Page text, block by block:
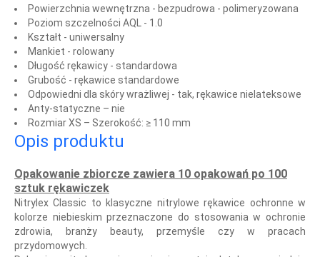
Powierzchnia wewnętrzna - bezpudrowa - polimeryzowana
Poziom szczelności AQL - 1.0
Kształt - uniwersalny
Mankiet - rolowany
Długość rękawicy - standardowa
Grubość - rękawice standardowe
Odpowiedni dla skóry wrażliwej - tak, rękawice nielateksowe
Anty-statyczne – nie
Rozmiar XS – Szerokość: ≥ 110 mm
Opis produktu
Opakowanie zbiorcze zawiera 10 opakowań po 100
sztuk rękawiczek
Nitrylex Classic to klasyczne nitrylowe rękawice ochronne w
kolorze niebieskim przeznaczone do stosowania w ochronie
zdrowia, branży beauty, przemyśle czy w pracach
przydomowych.